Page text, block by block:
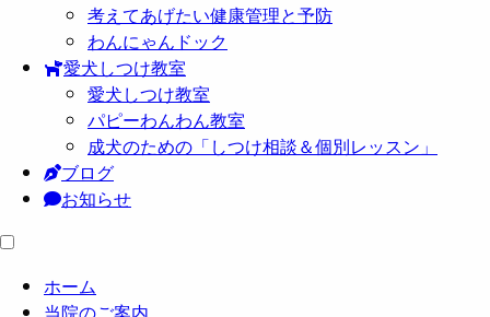
考えてあげたい健康管理と予防
わんにゃんドック
愛犬しつけ教室
愛犬しつけ教室
パピーわんわん教室
成犬のための「しつけ相談＆個別レッスン」
ブログ
お知らせ
ホーム
当院のご案内